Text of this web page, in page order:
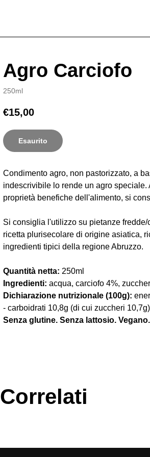
Agro Carciofo
250ml
€15,00
Esaurito
Condimento agro, non pastorizzato, a
indescrivibile lo rende un agro
proprietà benefiche dell'alimento, si
Si consiglia l'utilizzo su pietanze
ricetta plurisecolare di origine asiatica,
ingredienti tipici della regione Abruzzo.
Quantità netta: 250ml
Ingredienti: acqua, carciofo 4%,
Dichiarazione nutrizionale (100g):
- carboidrati 10,8g (di cui zuccheri
Senza glutine. Senza lattosio. Vegano.
Correlati